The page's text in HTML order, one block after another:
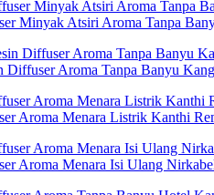
Minyak Atsiri Aroma Tanpa
Diffuser Aroma Tanpa Banyu
Aroma Menara Listrik Kanthi
Aroma Menara Isi Ulang